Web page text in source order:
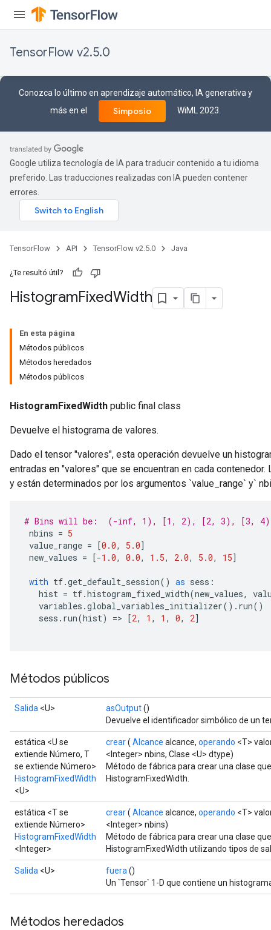
TensorFlow v2.5.0
Conozca lo último en aprendizaje automático, IA generativa y
más en el
Simposio WiML 2023.
Google utiliza tecnología de IA para traducir contenido a tu idioma
preferido. Las traducciones realizadas con IA pueden contener
errores.
TensorFlow API TensorFlow v2.5.0 Java
¿Te resultó útil?
HistogramFixedWidth
En esta página
Métodos públicos
Métodos heredados
Métodos públicos
HistogramFixedWidth public final class
Devuelve el histograma de valores.
Dado el tensor "valores", esta operación devuelve un
entradas en "valores" que se encuentran en cada
y están determinados por los argumentos `value_range` y`
# Bins will be:  (-inf, 1), [1, 2), [2, 3), [3,
nbins = 5
value_range = [0.0, 5.0]
new_values = [-1.0, 0.0, 1.5, 2.0, 5.0, 15]
with tf.get_default_session() as sess :
hist = tf.histogram_fixed_width(new_values,
variables .global_variables_initializer(). run()
sess . run(hist) => [2, 1 , 1 , 0, 2]
Métodos públicos
Salida <U> asOutput()
Devuelve el identificador simbólico de un
estática <U se
extiende Número, T
se extiende Número>
HistogramFixedWidth
<U>
crear( Alcance alcance, operando <T>
<Integer> nbins, Clase <U> dtype)
Método de fábrica para crear una clase
HistogramFixedWidth.
estática <T se
extiende Número>
HistogramFixedWidth
<Integer>
crear( Alcance alcance, operando <T>
<Integer> nbins)
Método de fábrica para crear una clase
HistogramFixedWidth utilizando tipos de
Salida <U> fuera ()
Un `Tensor` 1-D que contiene un
Métodos heredados